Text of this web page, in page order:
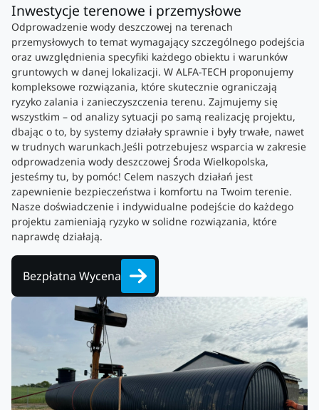
Inwestycje terenowe i przemysłowe
Odprowadzenie wody deszczowej na terenach
przemysłowych to temat wymagający szczególnego podejścia
oraz uwzględnienia specyfiki każdego obiektu i warunków
gruntowych w danej lokalizacji. W ALFA-TECH proponujemy
kompleksowe rozwiązania, które skutecznie ograniczają
ryzyko zalania i zanieczyszczenia terenu. Zajmujemy się
wszystkim – od analizy sytuacji po samą realizację projektu,
dbając o to, by systemy działały sprawnie i były trwałe, nawet
w trudnych warunkach.Jeśli potrzebujesz wsparcia w zakresie
odprowadzenia wody deszczowej Środa Wielkopolska,
jesteśmy tu, by pomóc! Celem naszych działań jest
zapewnienie bezpieczeństwa i komfortu na Twoim terenie.
Nasze doświadczenie i indywidualne podejście do każdego
projektu zamieniają ryzyko w solidne rozwiązania, które
naprawdę działają.
Bezpłatna Wycena